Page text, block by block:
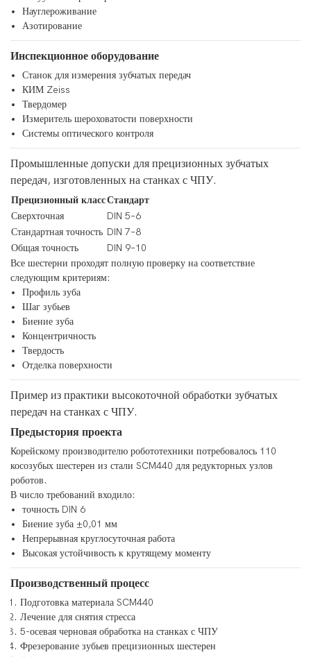
Науглероживание
Азотирование
Инспекционное оборудование
Станок для измерения зубчатых передач
КИМ Zeiss
Твердомер
Измеритель шероховатости поверхности
Системы оптического контроля
Промышленные допуски для прецизионных зубчатых
передач, изготовленных на станках с ЧПУ.
Прецизионный классСтандарт
Сверхточная
DIN 5–6
Стандартная точность DIN 7–8
Общая точность
DIN 9–10
Все шестерни проходят полную проверку на соответствие
следующим критериям:
Профиль зуба
Шаг зубьев
Биение зуба
Концентричность
Твердость
Отделка поверхности
Пример из практики высокоточной обработки зубчатых
передач на станках с ЧПУ.
Предыстория проекта
Корейскому производителю робототехники потребовалось 110
косозубых шестерен из стали SCM440 для редукторных узлов
роботов.
В число требований входило:
точность DIN 6
Биение зуба ±0,01 мм
Непрерывная круглосуточная работа
Высокая устойчивость к крутящему моменту
Производственный процесс
Подготовка материала SCM440
Лечение для снятия стресса
5-осевая черновая обработка на станках с ЧПУ
Фрезерование зубьев прецизионных шестерен